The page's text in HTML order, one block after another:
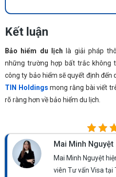
Kết luận
Bảo hiểm du lịch là giải pháp
những trường hợp bất trắc không
công ty bảo hiểm sẽ quyết định đến
TIN Holdings mong rằng bài viết
rõ ràng hơn về bảo hiểm du lịch.
Mai Minh Nguyệt
Mai Minh Nguyệt
viên Tư vấn Visa tại